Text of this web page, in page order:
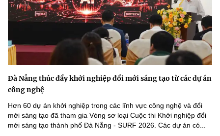
Đà Nẵng thúc đẩy khởi nghiệp đổi mới sáng tạo từ các dự án
công nghệ
Hơn 60 dự án khởi nghiệp trong các lĩnh vực công nghệ và đổi
mới sáng tạo đã tham gia Vòng sơ loại Cuộc thi Khởi nghiệp đổi
mới sáng tạo thành phố Đà Nẵng - SURF 2026. Các dự án có...